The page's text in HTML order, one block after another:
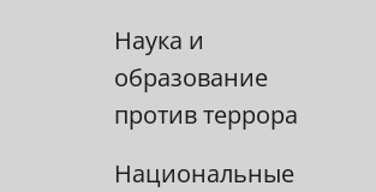
Наука и
образование
против террора
Национальные